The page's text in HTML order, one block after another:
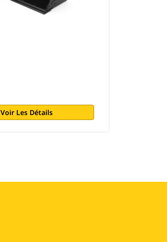
Voir Les Détails